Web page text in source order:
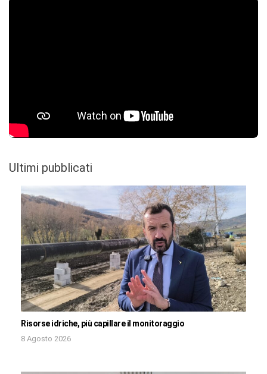
Ultimi pubblicati
Risorse idriche, più capillare il monitoraggio
8 Agosto 2026